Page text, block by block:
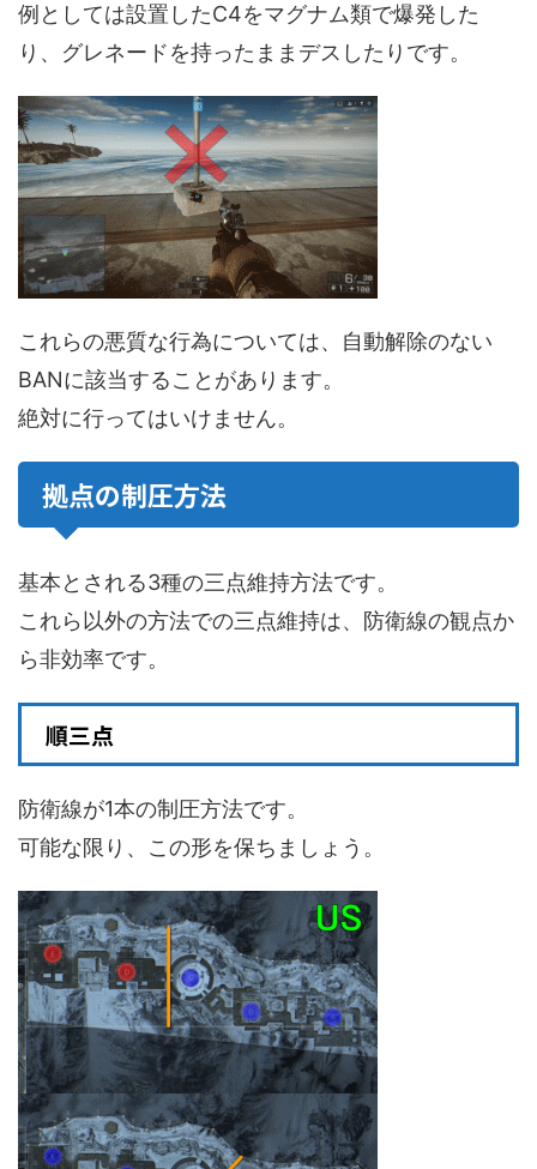
例としては設置したC4をマグナム類で爆発した
り、グレネードを持ったままデスしたりです。
これらの悪質な行為については、自動解除のない
BANに該当することがあります。
絶対に行ってはいけません。
拠点の制圧方法
基本とされる3種の三点維持方法です。
これら以外の方法での三点維持は、防衛線の観点か
ら非効率です。
順三点
防衛線が1本の制圧方法です。
可能な限り、この形を保ちましょう。